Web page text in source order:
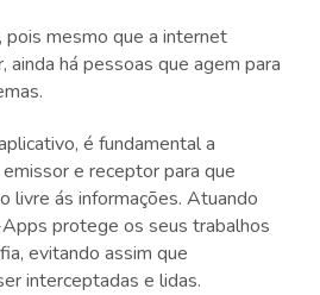
pois mesmo que a internet
ainda há pessoas que agem para
é fundamental a
e receptor para que
livre ás informações. Atuando
protege os seus trabalhos
evitando assim que
interceptadas e lidas.